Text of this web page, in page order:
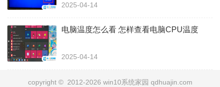
2025-04-14
电脑温度怎么看 怎样查看电脑CPU温度
2025-04-14
copyright © 2012-2026 win10系统家园 qdhuajin.com